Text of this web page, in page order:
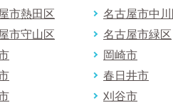
市熱田区
名古屋市中川
市守山区
名古屋市緑区
岡崎市
春日井市
刈谷市